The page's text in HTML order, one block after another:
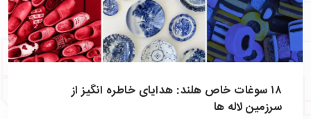
۱۸ سوغات خاص هلند: هدایای خاطره‌ انگیز از
سرزمین لاله‌ ها